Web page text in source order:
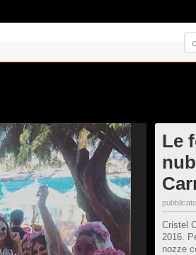
Le
Cristel
2016.
nozze